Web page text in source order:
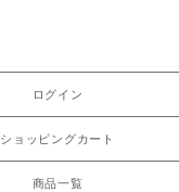
ログイン
ショッピングカート
商品一覧